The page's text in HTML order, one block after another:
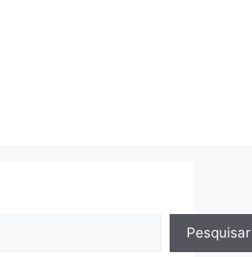
Pesquisar